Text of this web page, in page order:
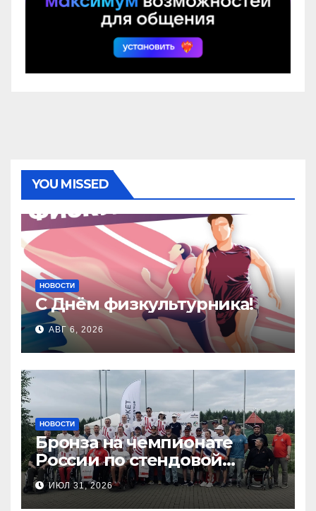
YOU MISSED
НОВОСТИ
С Днём физкультурника!
АВГ 6, 2026
НОВОСТИ
Бронза на чемпионате
России по стендовой
стрельбе
ИЮЛ 31, 2026